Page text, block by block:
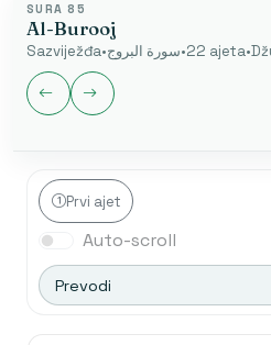
SURA 85
Al-Burooj
Sazviježđa•سورة البروج•22 ajeta•
Jezik audia
Početak od ajeta je
modu.
Prvi ajet
Auto-scroll
Prevodi